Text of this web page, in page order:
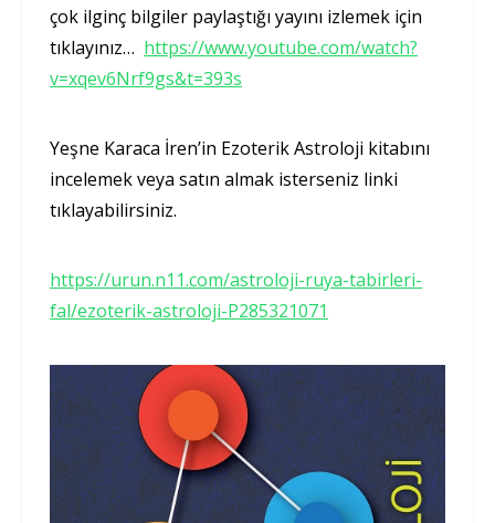
çok ilginç bilgiler paylaştığı yayını izlemek için
tıklayınız… https://www.youtube.com/watch?
v=xqev6Nrf9gs&t=393s
Yeşne Karaca İren’in Ezoterik Astroloji kitabını
incelemek veya satın almak isterseniz linki
tıklayabilirsiniz.
https://urun.n11.com/astroloji-ruya-tabirleri-
fal/ezoterik-astroloji-P285321071